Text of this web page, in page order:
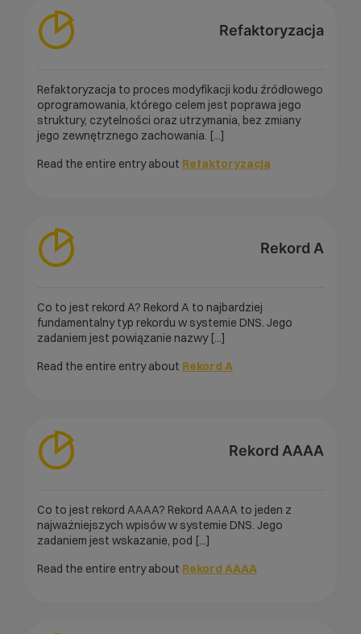
Refaktoryzacja
Refaktoryzacja to proces modyfikacji kodu źródłowego
oprogramowania, którego celem jest poprawa jego
struktury, czytelności oraz utrzymania, bez zmiany
jego zewnętrznego zachowania. [...]
Read the entire entry about Refaktoryzacja
Rekord A
Co to jest rekord A? Rekord A to najbardziej
fundamentalny typ rekordu w systemie DNS. Jego
zadaniem jest powiązanie nazwy [...]
Read the entire entry about Rekord A
Rekord AAAA
Co to jest rekord AAAA? Rekord AAAA to jeden z
najważniejszych wpisów w systemie DNS. Jego
zadaniem jest wskazanie, pod [...]
Read the entire entry about Rekord AAAA